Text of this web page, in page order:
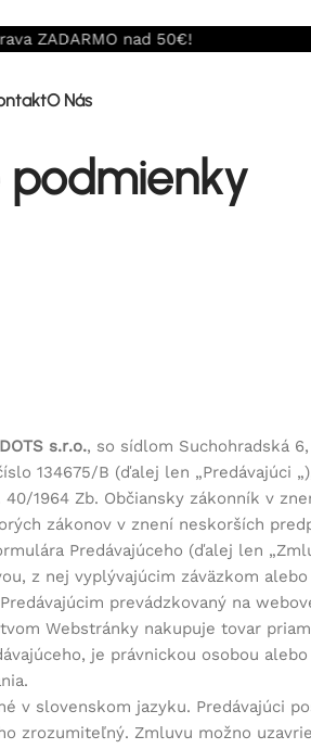
O Nás
s.r.o., so sídlom Suchohradská
134675/B (ďalej len „Predávajúci
1964 Zb. Občiansky zákonník v
zákonov v znení neskorších
Predávajúceho (ďalej len „
z nej vyplývajúcim záväzkom
prevádzkovaný na
Webstránky nakupuje tovar
je právnickou osobou
v slovenskom jazyku. Predávajúci
zrozumiteľný. Zmluvu možno